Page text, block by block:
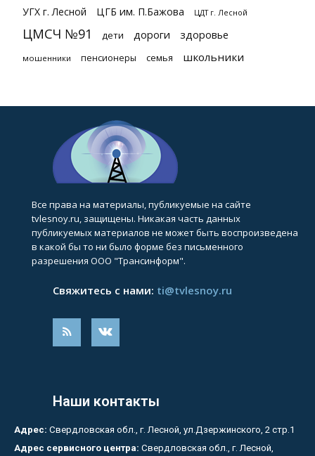
УГХ г. Лесной ЦГБ им. П.Бажова ЦДТ г. Лесной
ЦМСЧ №91 дети дороги здоровье
мошенники пенсионеры семья школьники
Все права на материалы, публикуемые на сайте
tvlesnoy.ru, защищены. Никакая часть данных
публикуемых материалов не может быть воспроизведена
в какой бы то ни было форме без письменного
разрешения ООО "Трансинформ".
Свяжитесь с нами: ti@tvlesnoy.ru
Наши контакты
Адрес: Свердловская обл., г. Лесной, ул.Дзержинского, 2 стр.1
Адрес сервисного центра: Свердловская обл., г. Лесной,